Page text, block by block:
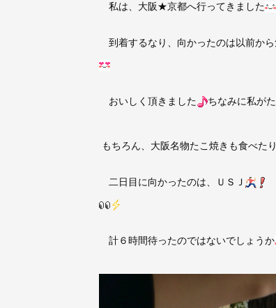
私は、大阪★京都へ行ってきました
到着するなり、向かったのは以前から
おいしく頂きました ちなみに私が
もちろん、大阪名物たこ焼きも食べた
二日目に向かったのは、ＵＳＪ
計６時間待ったのではないでしょうか